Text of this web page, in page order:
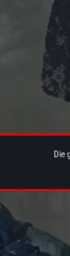
Die